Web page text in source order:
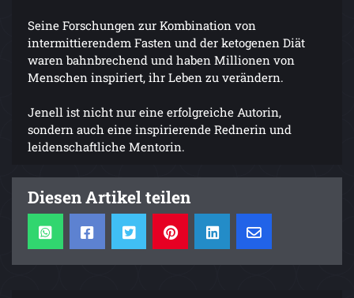
Seine Forschungen zur Kombination von
intermittierendem Fasten und der ketogenen Diät
waren bahnbrechend und haben Millionen von
Menschen inspiriert, ihr Leben zu verändern.
Jenell ist nicht nur eine erfolgreiche Autorin,
sondern auch eine inspirierende Rednerin und
leidenschaftliche Mentorin.
Diesen Artikel teilen